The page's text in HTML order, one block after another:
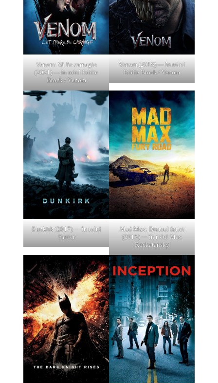
Venom: Să fie carnagiu
(2021) — în rolul Eddie
Brock / Venom
Venom (2018) — în rolul
Eddie Brock / Venom
Dunkirk (2017) — în rolul
Farrier
Mad Max: Drumul furiei
(2015) — în rolul Max
Rockatansky